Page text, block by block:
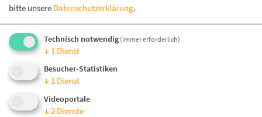
Aus eigener Produktion
Knetspiele, Knetmasse und Holzprodukte im Webshop
Wechseln Sie zur:
Lasst es euch schmecken!
bitte unsere Datenschutzerklärung.
Technisch notwendig (immer erforderlich)
↓ 1 Dienst
Besucher-Statistiken
↓ 1 Dienst
Videoportale
↓2 Dienste